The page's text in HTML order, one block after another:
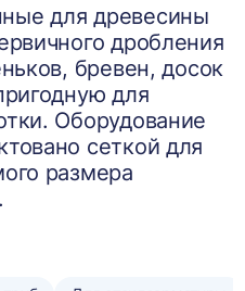
для древесины
дробления
бревен, досок
для
Оборудование
сеткой для
размера